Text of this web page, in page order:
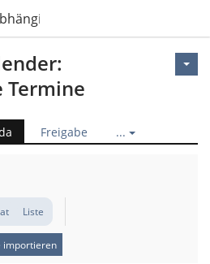
Ressourcen im
Termine
Freigabe ...
Liste
importieren